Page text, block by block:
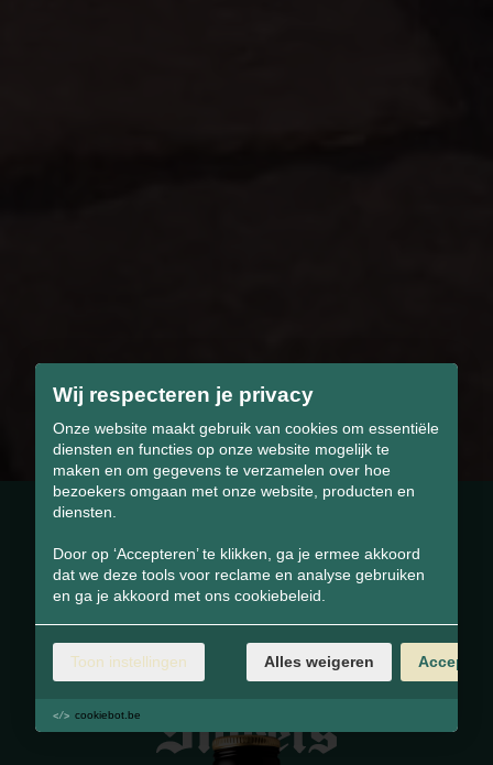
BLIJF
ONTDEKKEN.
Wij respecteren je privacy
Onze website maakt gebruik van cookies om essentiële
diensten en functies op onze website mogelijk te
maken en om gegevens te verzamelen over hoe
bezoekers omgaan met onze website, producten en
diensten.
Door op ‘Accepteren’ te klikken, ga je ermee akkoord
dat we deze tools voor reclame en analyse gebruiken
en ga je akkoord met ons cookiebeleid.
Toon instellingen Alles weigeren
cookiebot.be